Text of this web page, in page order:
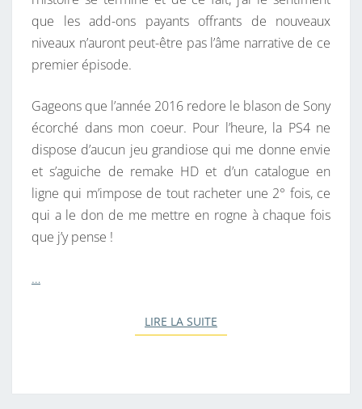
que les add-ons payants offrants de nouveaux
niveaux n’auront peut-être pas l’âme narrative de ce
premier épisode.
Gageons que l’année 2016 redore le blason de Sony
écorché dans mon coeur. Pour l’heure, la PS4 ne
dispose d’aucun jeu grandiose qui me donne envie
et s’aguiche de remake HD et d’un catalogue en
ligne qui m’impose de tout racheter une 2° fois, ce
qui a le don de me mettre en rogne à chaque fois
que j’y pense !
…
LIRE LA SUITE